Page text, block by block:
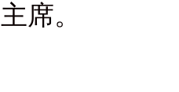
主席。